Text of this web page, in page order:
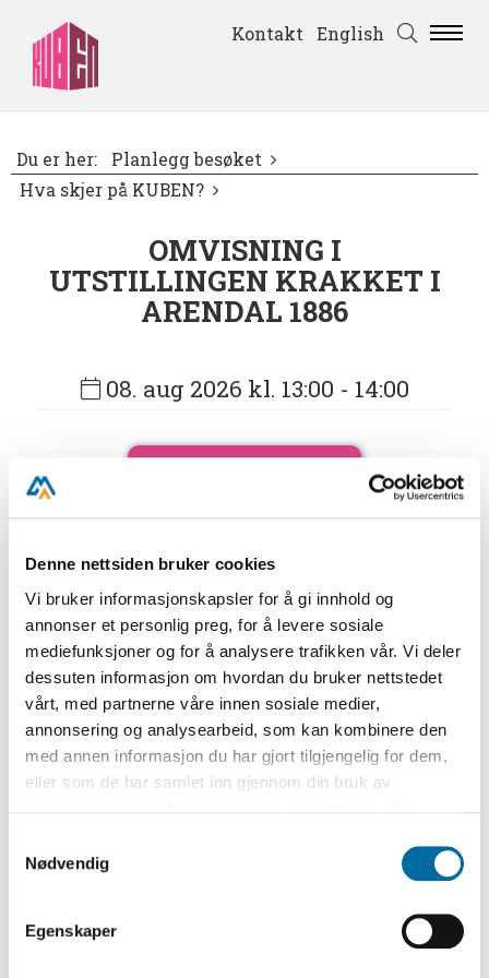
Denne nettsiden bruker cookies
Vi bruker informasjonskapsler for å gi innhold og
annonser et personlig preg, for å levere sosiale
mediefunksjoner og for å analysere trafikken vår. Vi deler
dessuten informasjon om hvordan du bruker nettstedet
vårt, med partnerne våre innen sosiale medier,
annonsering og analysearbeid, som kan kombinere den
med annen informasjon du har gjort tilgjengelig for dem,
eller som de har samlet inn gjennom din bruk av
så endre samtykke og så avvis.
Nødvendig
Egenskaper
Kontakt English
Du er her:
Planlegg besøket
Hva skjer på KUBEN?
OMVISNING I
UTSTILLINGEN KRAKKET I
ARENDAL 1886
08. aug 2026 kl. 13:00 - 14:00
Bli bedre kjent med den dramatiske historien
Krakket i 1886 rammet Arendal som lyn fra
klar himmel, og ble en katastrofe for både byen